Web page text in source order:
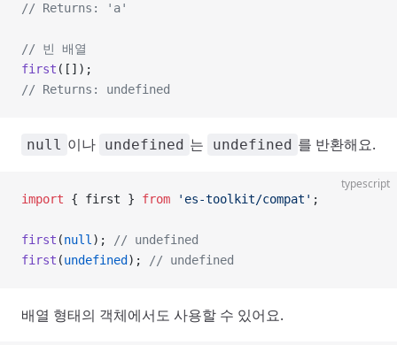
// Returns: 'a'
// 빈 배열
first ([]);
// Returns: undefined
null 이나 undefined 는 undefined 를 반환해요.
typescript
import { first } from 'es-toolkit/compat' ;
first (null );
// undefined
first (undefined ); // undefined
배열 형태의 객체에서도 사용할 수 있어요.